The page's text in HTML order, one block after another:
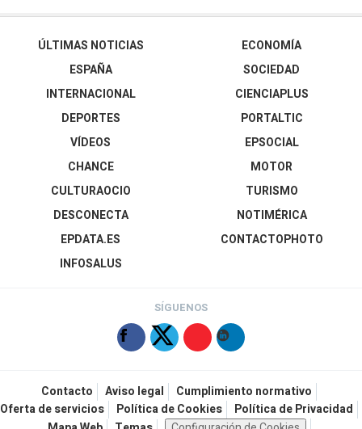
ÚLTIMAS NOTICIAS
ESPAÑA
INTERNACIONAL
DEPORTES
VÍDEOS
ECONOMÍA
SOCIEDAD
CIENCIAPLUS
PORTALTIC
EPSOCIAL
CHANCE
CULTURAOCIO
DESCONECTA
EPDATA.ES
INFOSALUS
MOTOR
TURISMO
NOTIMÉRICA
CONTACTOPHOTO
SÍGUENOS
Contacto Aviso legal
Cumplimiento normativo
Oferta de servicios
Política de Cookies
Política de Privacidad